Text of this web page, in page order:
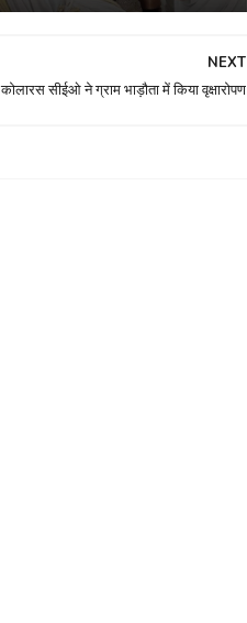
NEXT
कोलारस सीईओ ने ग्राम भाड़ौता में किया वृक्षारोपण